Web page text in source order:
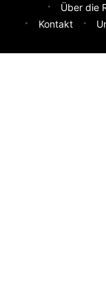
Über die
Kontakt